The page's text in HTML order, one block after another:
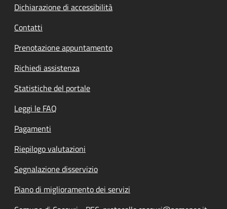
Dichiarazione di accessibilità
Contatti
Prenotazione appuntamento
Richiedi assistenza
Statistiche del portale
Leggi le FAQ
Pagamenti
Riepilogo valutazioni
Segnalazione disservizio
Piano di miglioramento dei servizi